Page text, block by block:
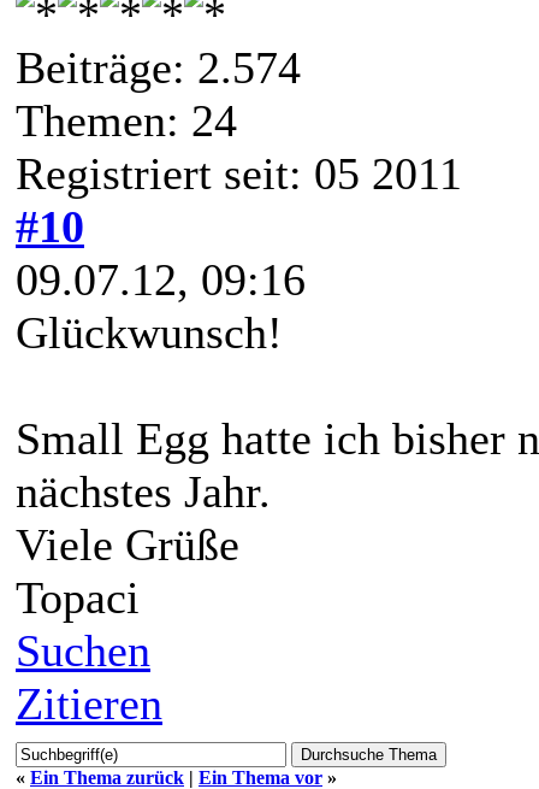
Beiträge: 2.574
Themen: 24
Registriert seit: 05 2011
#10
09.07.12, 09:16
Glückwunsch!
Small Egg hatte ich bisher
nächstes Jahr.
Viele Grüße
Topaci
Suchen
Zitieren
« Ein Thema zurück | Ein Thema vor »